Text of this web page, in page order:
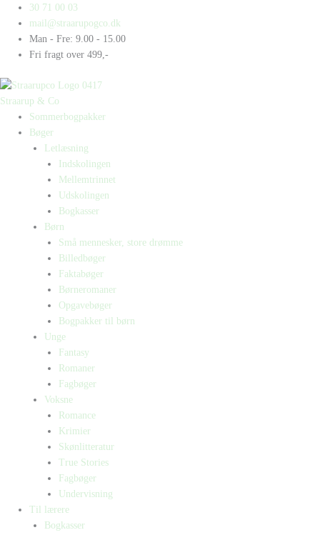
indholdet
30 71 00 03
mail@straarupogco.dk
Man - Fre: 9.00 - 15.00
Fri fragt over 499,-
Straarup & Co
Sommerbogpakker
Bøger
Letlæsning
Indskolingen
Mellemtrinnet
Udskolingen
Bogkasser
Børn
Små mennesker, store drømme
Billedbøger
Faktabøger
Børneromaner
Opgavebøger
Bogpakker til børn
Unge
Fantasy
Romaner
Fagbøger
Voksne
Romance
Krimier
Skønlitteratur
True Stories
Fagbøger
Undervisning
Til lærere
Bogkasser
Products
search
Products
search